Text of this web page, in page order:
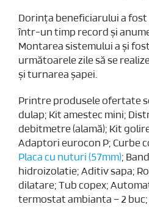
Dorința beneficiarului a fost
într-un timp record și
Montarea sistemului a și
următoarele zile să se
și turnarea șapei.
Printre produsele ofertate
dulap; Kit amestec mini;
debitmetre (alamă); Kit
Adaptori eurocon P; Curbe
Placa cu nuturi (57mm);
hidroizolatie; Aditiv sapa;
dilatare; Tub copex;
termostat ambianta – 2